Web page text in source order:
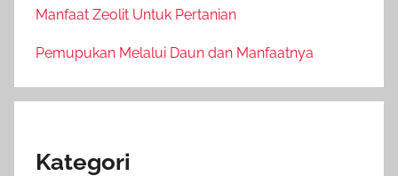
Manfaat Zeolit Untuk Pertanian
Pemupukan Melalui Daun dan Manfaatnya
Kategori